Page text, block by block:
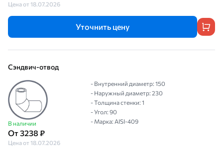
Цена от 18.07.2026
Уточнить цену
Сэндвич-отвод
В наличии
От 3238 ₽
Цена от 18.07.2026
- Внутренний диаметр: 150
- Наружный диаметр: 230
- Толщина стенки: 1
- Угол: 90
- Марка: AISI-409